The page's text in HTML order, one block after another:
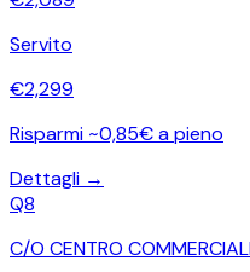
Servito
€2,299
Risparmi ~0,85€ a pieno
Dettagli →
Q8
C/O CENTRO